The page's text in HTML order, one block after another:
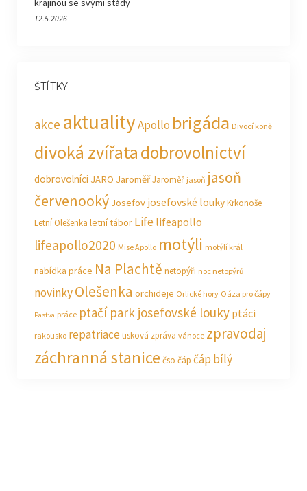
krajinou se svými stády
12.5.2026
ŠTÍTKY
akce aktualityApollo brigáda Divocí koně
divoká zvířatadobrovolnictví
dobrovolníci JARO JaroměřJaroměř jasoň jasoň
červenooký Josefov josefovské loukyKrkonoše
Letní Olešenka letní tábor Life lifeapollo
lifeapollo2020 Mise Apollo motýli motýlí král
nabídka práce Na Plachtě netopýři noc netopýrů
novinkyOlešenka orchideje Orlické hory Oáza pro čápy
Pastva práce ptačí park josefovské louky ptáci
rakousko repatriacetisková zpráva vánoce zpravodaj
záchranná stanice čso čáp čáp bílý